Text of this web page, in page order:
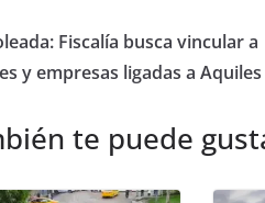
Fiscalía busca vincular a
y empresas ligadas a
te puede